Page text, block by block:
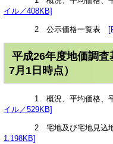
イル／408KB]
2 公示価格一覧表
平成26年度地価調
7月1日時点）
1 概況、平均価格、平均
イル／529KB]
2 宅地及び宅地見込地
1,198KB]